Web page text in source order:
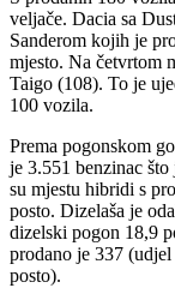
veljače. Dacia sa
Sanderom kojih je
mjesto. Na četvrtom
Taigo (108). To je
100 vozila.
Prema pogonskom
je 3.551 benzinac
su mjestu hibridi s
posto. Dizelaša je
dizelski pogon 18,9
prodano je 337
posto).